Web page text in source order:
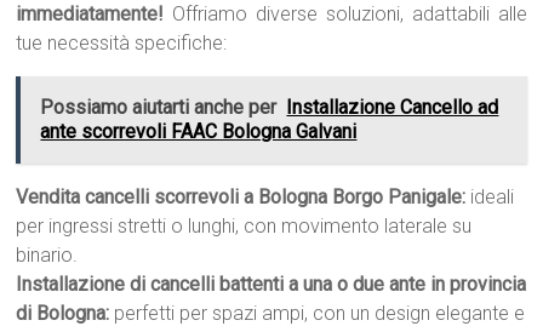
immediatamente! Offriamo diverse soluzioni, adattabili alle
tue necessità specifiche:
Possiamo aiutarti anche per Installazione Cancello ad
ante scorrevoli FAAC Bologna Galvani
Vendita cancelli scorrevoli a Bologna Borgo Panigale: ideali
per ingressi stretti o lunghi, con movimento laterale su
binario.
Installazione di cancelli battenti a una o due ante in provincia
di Bologna: perfetti per spazi ampi, con un design elegante e